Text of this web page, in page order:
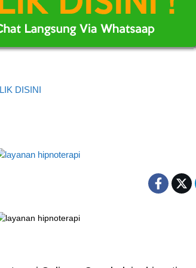
DISINI